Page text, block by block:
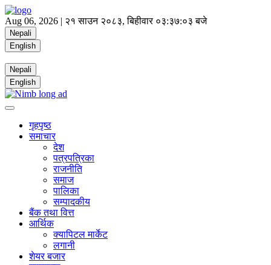
Aug 06, 2026 | २१ साउन २०८३, बिहीवार ०३:३७:०३ बजे
Nepali
English
Nepali
English
गृहपृष्ठ
समाचार
देश
पत्रपत्रिका
राजनीति
समाज
पालिका
सम्पादकीय
बैंक तथा वित्त
आर्थिक
क्यापिटल मार्केट
लगानी
शेयर बजार